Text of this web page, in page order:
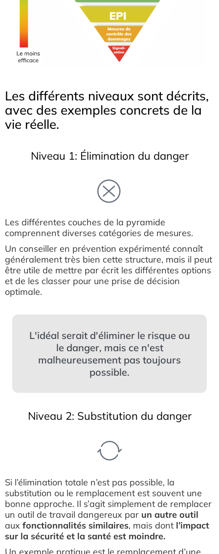
Les différents niveaux sont décrits,
avec des exemples concrets de la
vie réelle.
Niveau 1: Élimination du danger
Les différentes couches de la pyramide
comprennent diverses catégories de mesures.
Un conseiller en prévention expérimenté connaît
généralement très bien cette structure, mais il peut
être utile de mettre par écrit les différentes options
et de les classer pour une prise de décision
optimale.
L'idéal serait d'éliminer le risque ou
le danger, mais ce n'est
malheureusement pas toujours
possible.
Niveau 2: Substitution du danger
Si l’élimination totale n’est pas possible, la
substitution ou le remplacement est souvent une
bonne approche. Il s’agit simplement de remplacer
un outil de travail dangereux par un autre outil
aux fonctionnalités similaires, mais dont l’impact
sur la sécurité et la santé est moindre.